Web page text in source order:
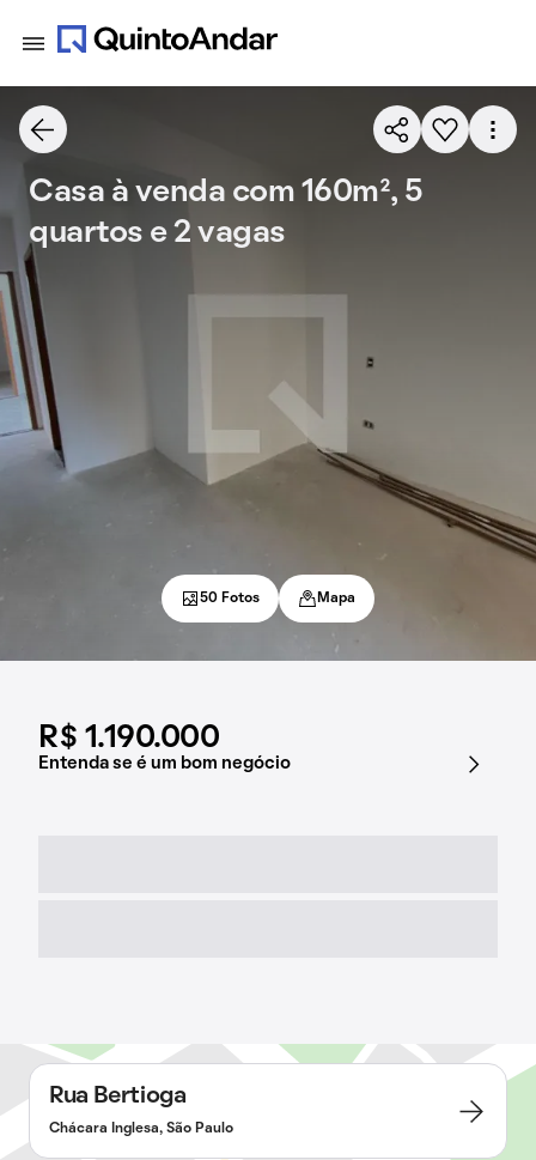
R$ 1.190.000
Entenda se é um bom negócio
Casa à venda com 160m², 5
quartos e 2 vagas
50 Fotos Mapa
Rua Bertioga
Chácara Inglesa, São Paulo